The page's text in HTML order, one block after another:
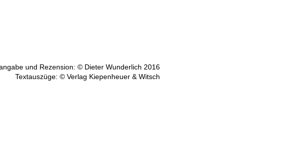
und Rezension: © Dieter Wunderlich 2016
Textauszüge: © Verlag Kiepenheuer & Witsch